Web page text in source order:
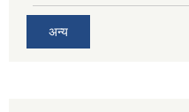
अन्य